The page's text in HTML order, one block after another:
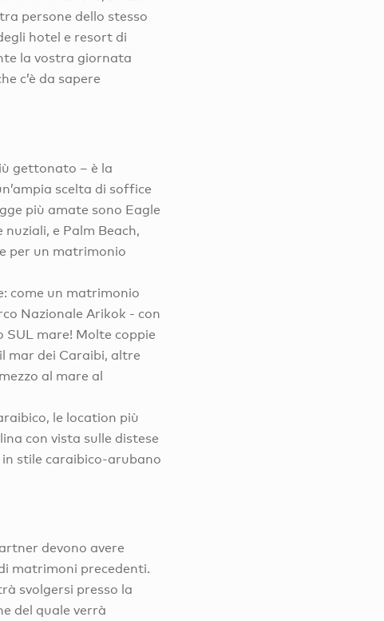
persone dello stesso
hotel e resort di
la vostra giornata
c’è da sapere
gettonato – è la
scelta di soffice
più amate sono Eagle
e Palm Beach,
per un matrimonio
come un matrimonio
Nazionale Arikok - con
mare! Molte coppie
mar dei Caraibi, altre
al mare al
le location più
con vista sulle distese
stile caraibico-arubano
devono avere
matrimoni precedenti.
svolgersi presso la
del quale verrà